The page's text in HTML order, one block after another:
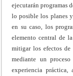
ejecutarán programas
lo posible los planes
en su caso, los
elemento central de
mitigar los efectos de
mediante un
experiencia